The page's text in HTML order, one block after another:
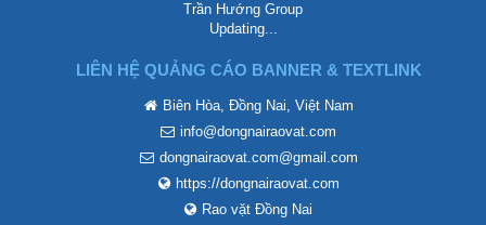
Trần Hướng Group
Updating...
LIÊN HỆ QUẢNG CÁO BANNER & TEXTLINK
Biên Hòa, Đồng Nai, Việt Nam
info@dongnairaovat.com
dongnairaovat.com@gmail.com
https://dongnairaovat.com
Rao vặt Đồng Nai